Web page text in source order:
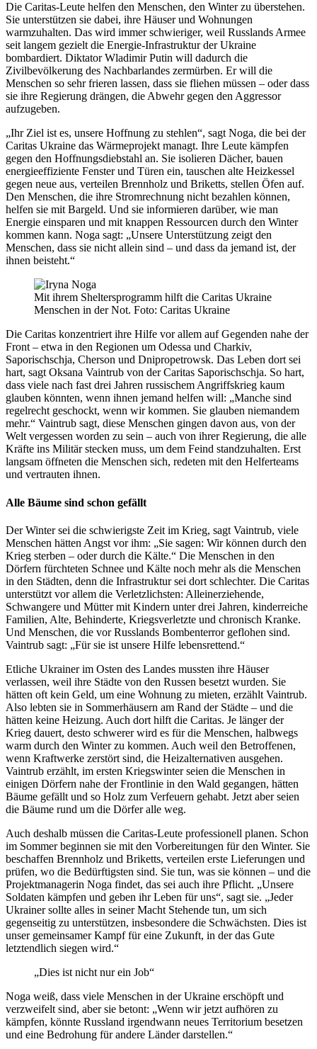
Die Caritas-Leute helfen den Menschen, den Winter zu überstehen.
Sie unterstützen sie dabei, ihre Häuser und Wohnungen
warmzuhalten. Das wird immer schwieriger, weil Russlands Armee
seit langem gezielt die Energie-Infrastruktur der Ukraine
bombardiert. Diktator Wladimir Putin will dadurch die
Zivilbevölkerung des Nachbarlandes zermürben. Er will die
Menschen so sehr frieren lassen, dass sie fliehen müssen – oder dass
sie ihre Regierung drängen, die Abwehr gegen den Aggressor
aufzugeben.
„Ihr Ziel ist es, unsere Hoffnung zu stehlen“, sagt Noga, die bei der
Caritas Ukraine das Wärmeprojekt managt. Ihre Leute kämpfen
gegen den Hoffnungsdiebstahl an. Sie isolieren Dächer, bauen
energieeffiziente Fenster und Türen ein, tauschen alte Heizkessel
gegen neue aus, verteilen Brennholz und Briketts, stellen Öfen auf.
Den Menschen, die ihre Stromrechnung nicht bezahlen können,
helfen sie mit Bargeld. Und sie informieren darüber, wie man
Energie einsparen und mit knappen Ressourcen durch den Winter
kommen kann. Noga sagt: „Unsere Unterstützung zeigt den
Menschen, dass sie nicht allein sind – und dass da jemand ist, der
ihnen beisteht.“
Mit ihrem Sheltersprogramm hilft die Caritas Ukraine
Menschen in der Not. Foto: Caritas Ukraine
Die Caritas konzentriert ihre Hilfe vor allem auf Gegenden nahe der
Front – etwa in den Regionen um Odessa und Charkiv,
Saporischschja, Cherson und Dnipropetrowsk. Das Leben dort sei
hart, sagt Oksana Vaintrub von der Caritas Saporischschja. So hart,
dass viele nach fast drei Jahren russischem Angriffskrieg kaum
glauben könnten, wenn ihnen jemand helfen will: „Manche sind
regelrecht geschockt, wenn wir kommen. Sie glauben niemandem
mehr.“ Vaintrub sagt, diese Menschen gingen davon aus, von der
Welt vergessen worden zu sein – auch von ihrer Regierung, die alle
Kräfte ins Militär stecken muss, um dem Feind standzuhalten. Erst
langsam öffneten die Menschen sich, redeten mit den Helferteams
und vertrauten ihnen.
Alle Bäume sind schon gefällt
Der Winter sei die schwierigste Zeit im Krieg, sagt Vaintrub, viele
Menschen hätten Angst vor ihm: „Sie sagen: Wir können durch den
Krieg sterben – oder durch die Kälte.“ Die Menschen in den
Dörfern fürchteten Schnee und Kälte noch mehr als die Menschen
in den Städten, denn die Infrastruktur sei dort schlechter. Die Caritas
unterstützt vor allem die Verletzlichsten: Alleinerziehende,
Schwangere und Mütter mit Kindern unter drei Jahren, kinderreiche
Familien, Alte, Behinderte, Kriegsverletzte und chronisch Kranke.
Und Menschen, die vor Russlands Bombenterror geflohen sind.
Vaintrub sagt: „Für sie ist unsere Hilfe lebensrettend.“
Etliche Ukrainer im Osten des Landes mussten ihre Häuser
verlassen, weil ihre Städte von den Russen besetzt wurden. Sie
hätten oft kein Geld, um eine Wohnung zu mieten, erzählt Vaintrub.
Also lebten sie in Sommerhäusern am Rand der Städte – und die
hätten keine Heizung. Auch dort hilft die Caritas. Je länger der
Krieg dauert, desto schwerer wird es für die Menschen, halbwegs
warm durch den Winter zu kommen. Auch weil den Betroffenen,
wenn Kraftwerke zerstört sind, die Heizalternativen ausgehen.
Vaintrub erzählt, im ersten Kriegswinter seien die Menschen in
einigen Dörfern nahe der Frontlinie in den Wald gegangen, hätten
Bäume gefällt und so Holz zum Verfeuern gehabt. Jetzt aber seien
die Bäume rund um die Dörfer alle weg.
Auch deshalb müssen die Caritas-Leute professionell planen. Schon
im Sommer beginnen sie mit den Vorbereitungen für den Winter. Sie
beschaffen Brennholz und Briketts, verteilen erste Lieferungen und
prüfen, wo die Bedürftigsten sind. Sie tun, was sie können – und die
Projektmanagerin Noga findet, das sei auch ihre Pflicht. „Unsere
Soldaten kämpfen und geben ihr Leben für uns“, sagt sie. „Jeder
Ukrainer sollte alles in seiner Macht Stehende tun, um sich
gegenseitig zu unterstützen, insbesondere die Schwächsten. Dies ist
unser gemeinsamer Kampf für eine Zukunft, in der das Gute
letztendlich siegen wird.“
„Dies ist nicht nur ein Job“
Noga weiß, dass viele Menschen in der Ukraine erschöpft und
verzweifelt sind, aber sie betont: „Wenn wir jetzt aufhören zu
kämpfen, könnte Russland irgendwann neues Territorium besetzen
und eine Bedrohung für andere Länder darstellen.“